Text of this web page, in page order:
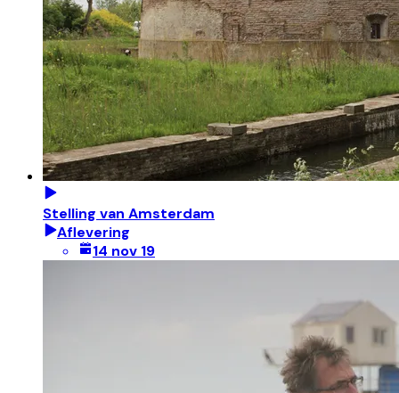
Stelling van Amsterdam
Aflevering
14 nov 19